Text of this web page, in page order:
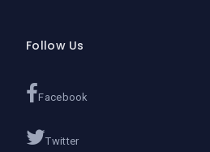
Follow Us
Facebook
Twitter